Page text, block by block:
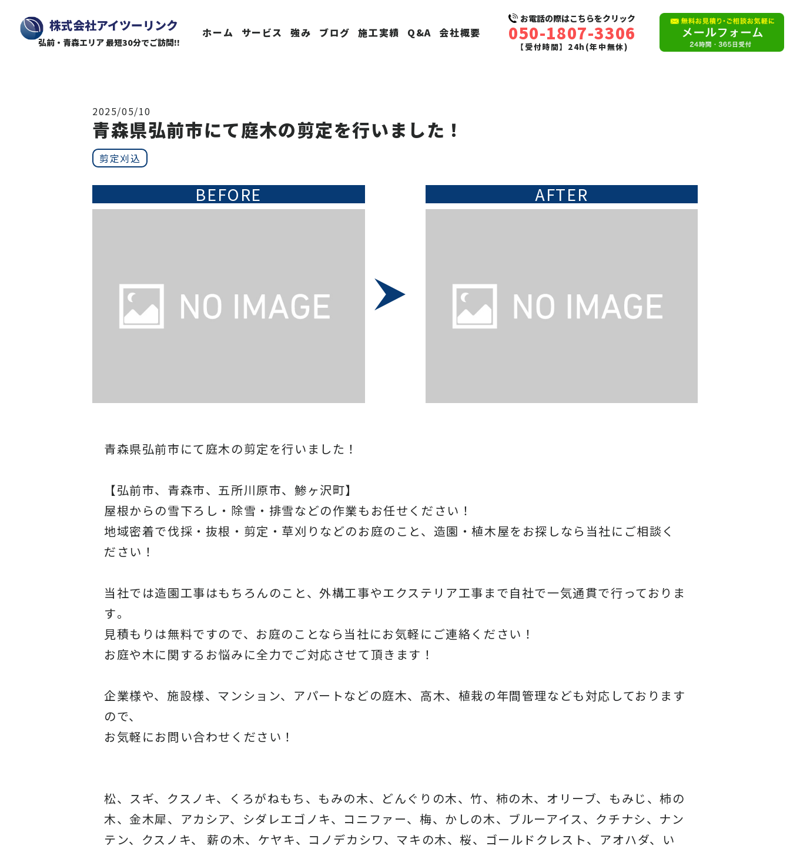
株式会社アイツーリンク
弘前・青森エリア 最短30分でご訪問!!
ホーム サービス 強み ブログ 施工実績 Q&A 会社概要
お電話の際はこちらをクリック
050-1807-3306
【受付時間】24h(年中無休)
2025/05/10
青森県弘前市にて庭木の剪定を行いました！
剪定刈込
BEFORE AFTER
青森県弘前市にて庭木の剪定を行いました！
【弘前市、青森市、五所川原市、鯵ヶ沢町】
屋根からの雪下ろし・除雪・排雪などの作業もお任せください！
地域密着で伐採・抜根・剪定・草刈りなどのお庭のこと、造園・植木屋をお探しなら当社にご相談く
ださい！
当社では造園工事はもちろんのこと、外構工事やエクステリア工事まで自社で一気通貫で行っておりま
す。
見積もりは無料ですので、 お庭のことなら当社にお気軽にご連絡ください！
お庭や木に関するお悩みに全力でご対応させて頂きます！
企業様や、施設様、マンション、アパートなどの庭木、高木、 植栽の年間管理なども対応しております
ので、
お気軽にお問い合わせください！
松、スギ、クスノキ、くろがねもち、もみの木、どんぐりの木、竹、柿の木、オリーブ、もみじ、柿の
木、金木犀、アカシア、 シダレエゴノキ、コニファー、梅、かしの木、ブルーアイス、 クチナシ、ナン
テン、クスノキ、 薪の木、ケヤキ、コノデカシワ、マキの木、桜、
ゴールドクレスト、アオハダ、い